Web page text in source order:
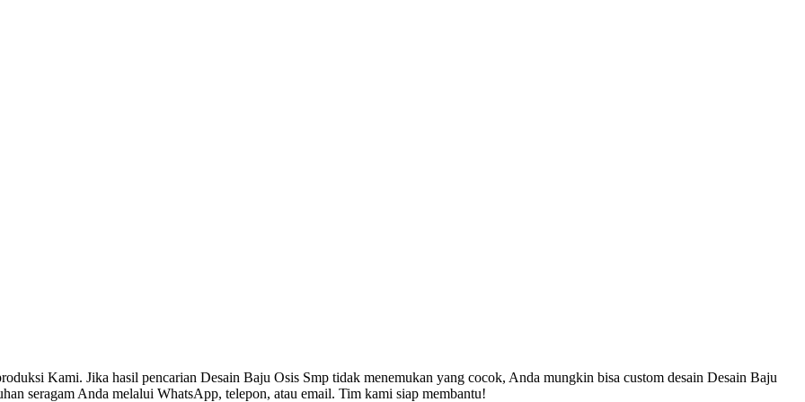
Kami. Jika hasil pencarian Desain Baju Osis Smp tidak menemukan yang cocok, Anda mungkin bisa custom desain Desain Baju
seragam Anda melalui WhatsApp, telepon, atau email. Tim kami siap membantu!